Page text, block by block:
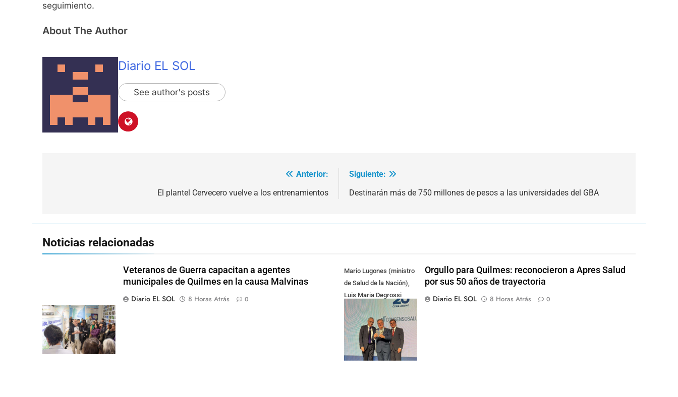
seguimiento.
About The Author
Diario EL SOL
See author's posts
Anterior:
El plantel Cervecero vuelve a los entrenamientos
Siguiente:
Destinarán más de 750 millones de pesos a las universidades del GBA
Noticias relacionadas
Veteranos de Guerra capacitan a agentes
municipales de Quilmes en la causa Malvinas
Diario EL SOL
8 Horas Atrás 0
Mario Lugones (ministro
de Salud de la Nación),
Luis Maria Degrossi
(Presidente de Apres
Salud) y Cristian Mazza
(Presidente de ALAMI)
Orgullo para Quilmes: reconocieron a Apres Salud
por sus 50 años de trayectoria
Diario EL SOL
8 Horas Atrás 0